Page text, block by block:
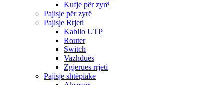
Kufje për zyrë
Pajisje për zyrë
Pajisje Rrjeti
Kabllo UTP
Router
Switch
Vazhdues
Zgjerues rrjeti
Pajisje shtëpiake